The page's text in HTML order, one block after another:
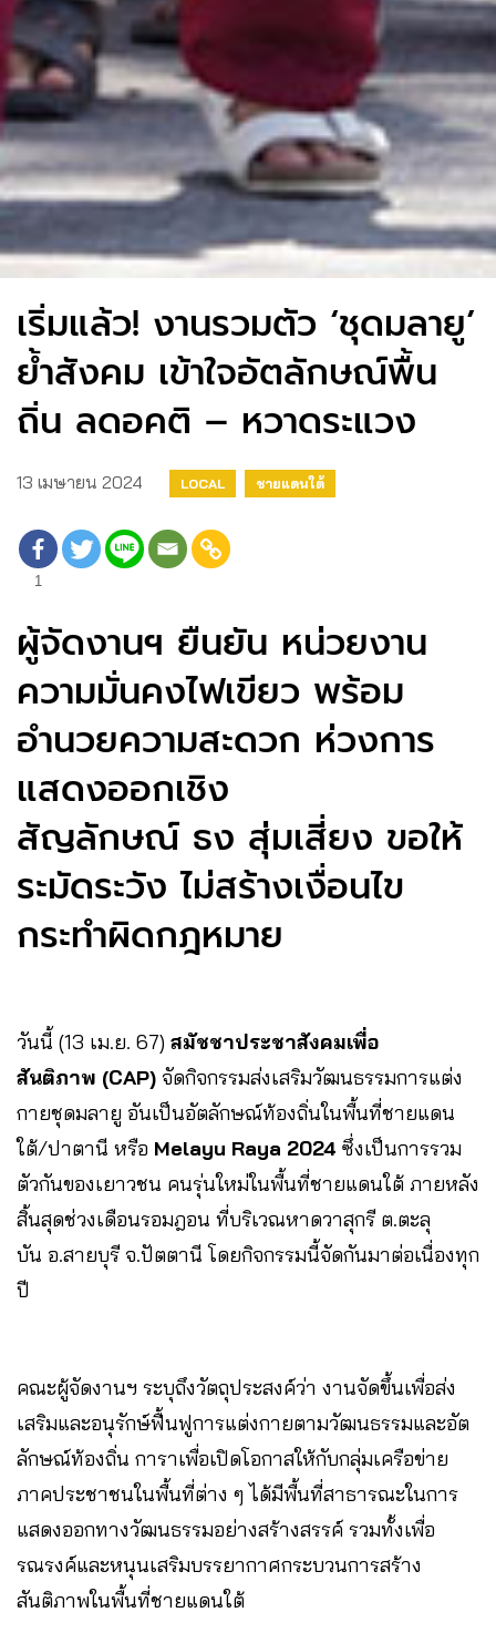
เริ่มแล้ว! งานรวมตัว ‘ชุดมลายู’
ย้ำสังคม เข้าใจอัตลักษณ์พื้น
ถิ่น ลดอคติ – หวาดระแวง
13 เมษายน 2024 LOCAL ชายแดนใต้
1
ผู้จัดงานฯ ยืนยัน หน่วยงาน
ความมั่นคงไฟเขียว พร้อม
อำนวยความสะดวก ห่วงการ
แสดงออกเชิง
สัญลักษณ์ ธง สุ่มเสี่ยง ขอให้
ระมัดระวัง ไม่สร้างเงื่อนไข
กระทำผิดกฎหมาย
วันนี้ (13 เม.ย. 67) สมัชชาประชาสังคมเพื่อ
สันติภาพ (CAP) จัดกิจกรรมส่งเสริมวัฒนธรรมการแต่ง
กายชุดมลายู อันเป็นอัตลักษณ์ท้องถิ่นในพื้นที่ชายแดน
ใต้/ปาตานี หรือ Melayu Raya 2024 ซึ่งเป็นการรวม
ตัวกันของเยาวชน คนรุ่นใหม่ในพื้นที่ชายแดนใต้ ภายหลัง
สิ้นสุดช่วงเดือนรอมฎอน ที่บริเวณหาดวาสุกรี ต.ตะลุ
บัน อ.สายบุรี จ.ปัตตานี โดยกิจกรรมนี้จัดกันมาต่อเนื่องทุก
ปี
คณะผู้จัดงานฯ ระบุถึงวัตถุประสงค์ว่า งานจัดขึ้นเพื่อส่ง
เสริมและอนุรักษ์ฟื้นฟูการแต่งกายตามวัฒนธรรมและอัต
ลักษณ์ท้องถิ่น การาเพื่อเปิดโอกาสให้กับกลุ่มเครือข่าย
ภาคประชาชนในพื้นที่ต่าง ๆ ได้มีพื้นที่สาธารณะในการ
แสดงออกทางวัฒนธรรมอย่างสร้างสรรค์ รวมทั้งเพื่อ
รณรงค์และหนุนเสริมบรรยากาศกระบวนการสร้าง
สันติภาพในพื้นที่ชายแดนใต้